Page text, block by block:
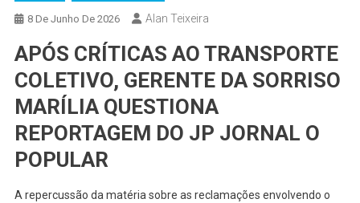
8 De Junho De 2026 Alan Teixeira
APÓS CRÍTICAS AO TRANSPORTE
COLETIVO, GERENTE DA SORRISO
MARÍLIA QUESTIONA
REPORTAGEM DO JP JORNAL O
POPULAR
A repercussão da matéria sobre as reclamações envolvendo o